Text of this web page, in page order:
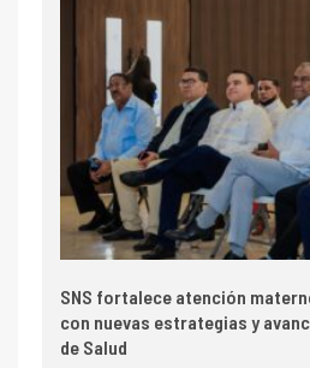
SNS fortalece atención
con nuevas estrategias y
de Salud